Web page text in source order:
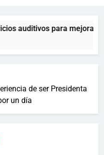
auditivos para mejorar
de ser Presidenta
un día